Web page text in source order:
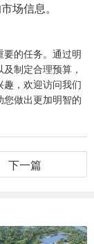
场信息。
的任务。通过明
制定合理预算，
，欢迎访问我们
做出更加明智的
下一篇